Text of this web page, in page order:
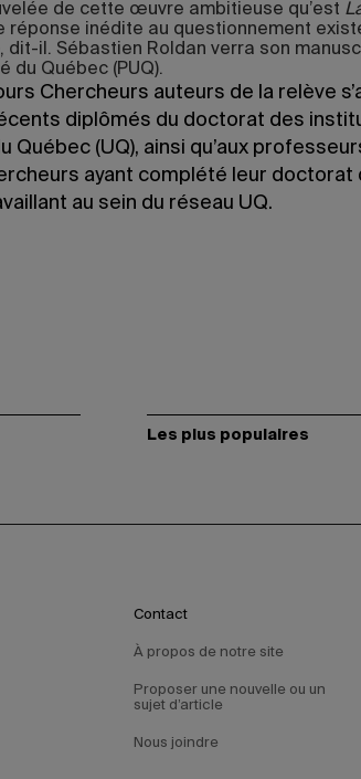
de cette œuvre ambitieuse qu’est
réponse inédite au questionnement
dit-il. Sébastien Roldan verra son
du Québec (PUQ).
Chercheurs auteurs de la relève
diplômés du doctorat des
Québec (UQ), ainsi qu’aux
ayant complété leur doctorat
au sein du réseau UQ.
Les plus populaires
Contact
À propos de notre site
Proposer une nouvelle ou un
sujet d’article
Nous joindre